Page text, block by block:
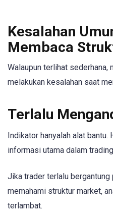
Kesalahan
Membaca
Walaupun terlihat sederhana,
melakukan kesalahan saat
Terlalu
Indikator hanyalah alat
informasi utama dalam
Jika trader terlalu bergantung
memahami struktur market,
terlambat.